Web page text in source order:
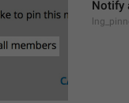
Notify